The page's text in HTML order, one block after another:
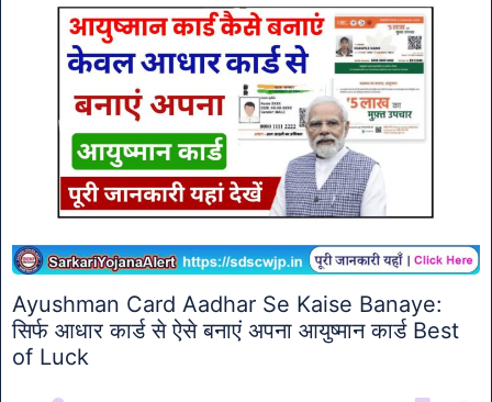
Ayushman Card Aadhar Se Kaise Banaye:
सिर्फ आधार कार्ड से ऐसे बनाएं अपना आयुष्मान कार्ड Best
of Luck